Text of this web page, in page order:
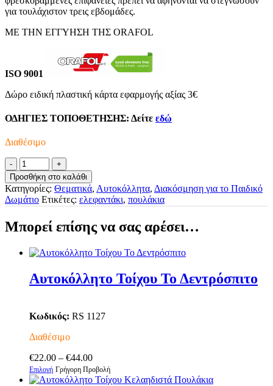
για τουλάχιστον τρεις εβδομάδες.
ΜΕ ΤΗΝ ΕΓΓΥΗΣΗ ΤΗΣ ORAFOL
ISO 9001
Δώρο ειδική πλαστική κάρτα εφαρμογής αξίας 3€
ΟΔΗΓΙΕΣ ΤΟΠΟΘΕΤΗΣΗΣ: Δείτε εδώ
Διαθέσιμο
Αυτοκόλλητο
Τοίχου
Ζωάκια
Με
Ζωηρά
ποσότητα
Προσθήκη στο καλάθι
Κατηγορίες: Θεματικά, Αυτοκόλλητα, Διακόσμηση για το Παιδικό
Δωμάτιο Ετικέτες: ελεφαντάκι, πουλάκια
Μπορεί επίσης να σας αρέσει…
Αυτοκόλλητο Τοίχου Το Δεντρόσπιτο
Κωδικός: RS 1127
Διαθέσιμο
€22.00 – €44.00Price
range:
€22.00
Επιλογή Αυτό
το
Γρήγορη Προβολή